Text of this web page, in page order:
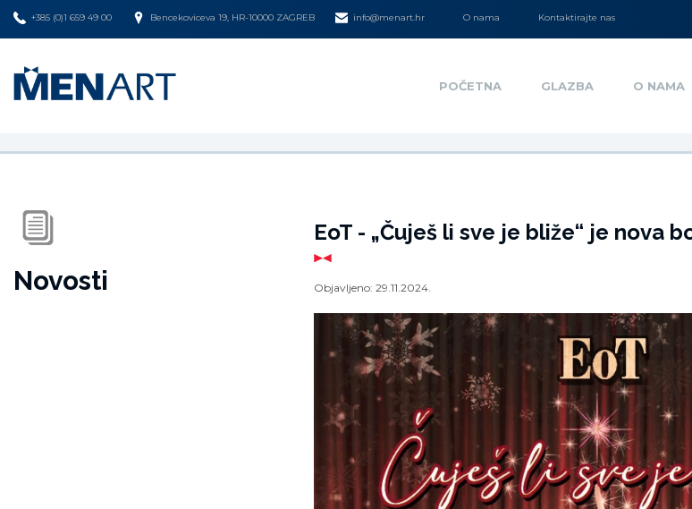
+385 (0)1 659 49 00 Bencekoviceva 19, HR-10000 ZAGREB info@menart.hr O nama Kontaktirajte nas
POČETNA GLAZBA O NAMA
Novosti
EoT - „Čuješ li sve je bliže“ je nova
Objavljeno: 29.11.2024.